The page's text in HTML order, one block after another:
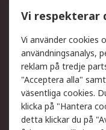
DesignSpark
Ditt lokala
Support
Få hjälp
Leverans
Begär en
Vi respekterar
Vi använder cookies
användningsanalys,
reklam på tredje
"Acceptera alla"
väsentliga cookies.
klicka på "Hantera
detta klickar du på